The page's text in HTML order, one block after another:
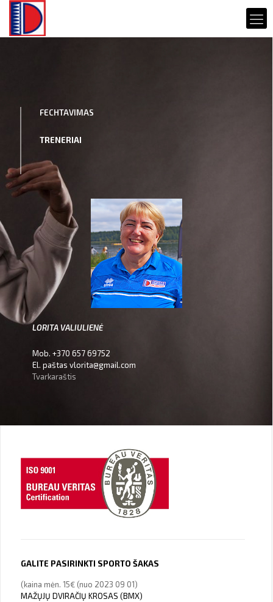
FECHTAVIMAS
TRENERIAI
LORITA VALIULIENĖ
Mob. +370 657 69752
El. paštas vlorita@gmail.com
Tvarkaraštis
GALITE PASIRINKTI SPORTO ŠAKAS
(kaina mėn. 15€ (nuo 2023 09 01)
MAŽŲJŲ DVIRAČIŲ KROSAS (BMX)